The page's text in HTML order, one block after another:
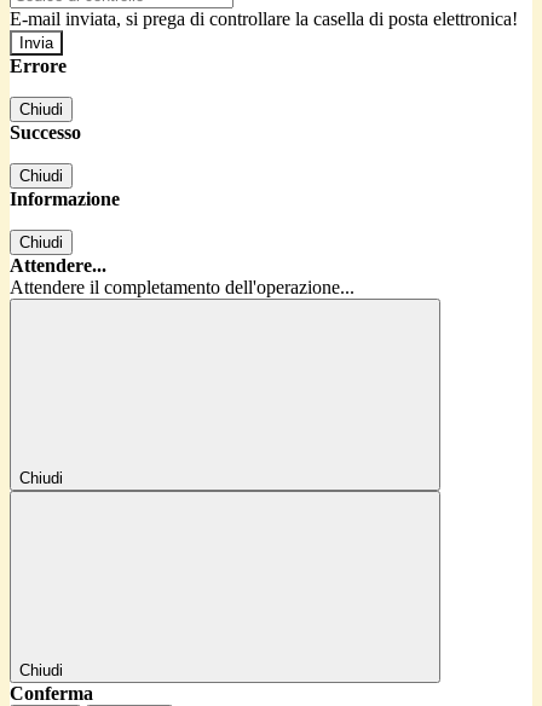
E-mail inviata, si prega di controllare la casella di posta elettronica!
Errore
Chiudi
Successo
Chiudi
Informazione
Chiudi
Attendere...
Attendere il completamento dell'operazione...
Chiudi
Chiudi
Conferma